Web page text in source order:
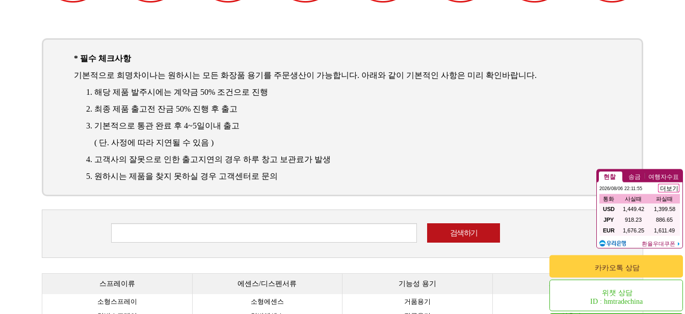
카카오톡 상담
위챗 상담
ID : hmtradechina
* 필수 체크사항
기본적으로 희명차이나는 원하시는 모든 화장품 용기를 주문생산이 가능합니다. 아래와 같이 기본적인 사항은 미리 확인바랍니다.
해당 제품 발주시에는 계약금 50% 조건으로 진행
최종 제품 출고전 잔금 50% 진행 후 출고
기본적으로 통관 완료 후 4~5일이내 출고
( 단. 사정에 따라 지연될 수 있음 )
고객사의 잘못으로 인한 출고지연의 경우 하루 창고 보관료가 발생
원하시는 제품을 찾지 못하실 경우 고객센터로 문의
스프레이류
소형스프레이
에센스/디스펜서류
소형에센스
기능성 용기
거품용기
화장품 용기